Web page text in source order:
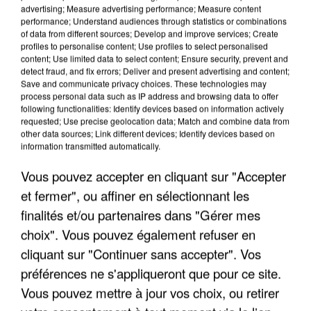
APRÈS TOUTES CES CANICULES, LES REFUGES
DE FAUNE SAUVAGE SONT...
advertising; Measure advertising performance; Measure content
performance; Understand audiences through statistics or combinations
of data from different sources; Develop and improve services; Create
profiles to personalise content; Use profiles to select personalised
content; Use limited data to select content; Ensure security, prevent and
detect fraud, and fix errors; Deliver and present advertising and content;
Save and communicate privacy choices. These technologies may
process personal data such as IP address and browsing data to offer
following functionalities: Identify devices based on information actively
requested; Use precise geolocation data; Match and combine data from
other data sources; Link different devices; Identify devices based on
information transmitted automatically.
Vous pouvez accepter en cliquant sur "Accepter
et fermer", ou affiner en sélectionnant les
finalités et/ou partenaires dans "Gérer mes
choix". Vous pouvez également refuser en
cliquant sur "Continuer sans accepter". Vos
préférences ne s'appliqueront que pour ce site.
Vous pouvez mettre à jour vos choix, ou retirer